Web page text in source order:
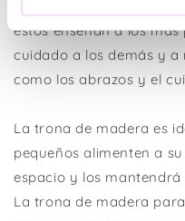
juego de niños y
estos enseñan a los
cuidado a los demás y
como los abrazos y el
La trona de madera es
pequeños alimenten a
espacio y los
La trona de madera